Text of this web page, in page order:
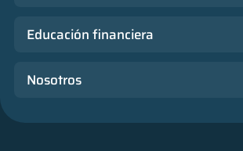
Educación financiera
Nosotros